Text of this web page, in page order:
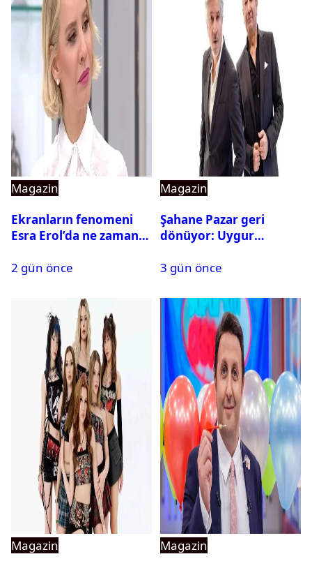
Magazin
Ekranların fenomeni
Esra Erol’da ne zaman
2 gün önce
Magazin
Şahane Pazar geri
dönüyor: Uygur
açıklama geldi
3 gün önce
Magazin
Magazin